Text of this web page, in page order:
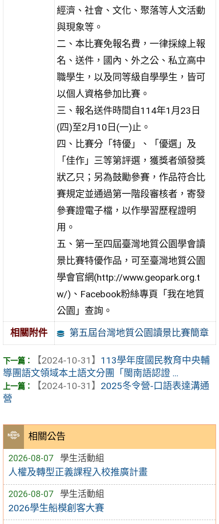
相關公告
2026-08-07 學生活動組
人權及轉型正義課程入校推廣計畫
2026-08-07 學生活動組
2026學生船模創客大賽
經濟、社會、文化、聚落等人文活動
與現象等。
二、本比賽免報名費，一律採線上報
名、送件，國內、外之公、私立高中
職學生，以及同等級自學學生，皆可
以個人資格參加比賽。
三、報名送件時間自114年1月23日
(四)至2月10日(一)止。
四、比賽分「特優」、「優選」及
「佳作」三等第評選，獲獎者頒發獎
狀乙只；另為鼓勵參賽，作品符合比
賽規定並通過第一階段審核者，寄發
參賽證電子檔，以作學習歷程證明
用。
五、第一至四屆臺灣地質公園學會讀
景比賽特優作品，可至臺灣地質公園
學會官網(http://www.geopark.org.t
w/)、Facebook粉絲專頁「我在地質
公園」查詢。
相關附件
第五屆台灣地質公園讀景比賽簡章
【2024-10-31】 113學年度國民教育中央輔
導團語文領域本土語文分團「閩南語認證 ...
【2024-10-31】 2025冬令營-口語表達溝通
營